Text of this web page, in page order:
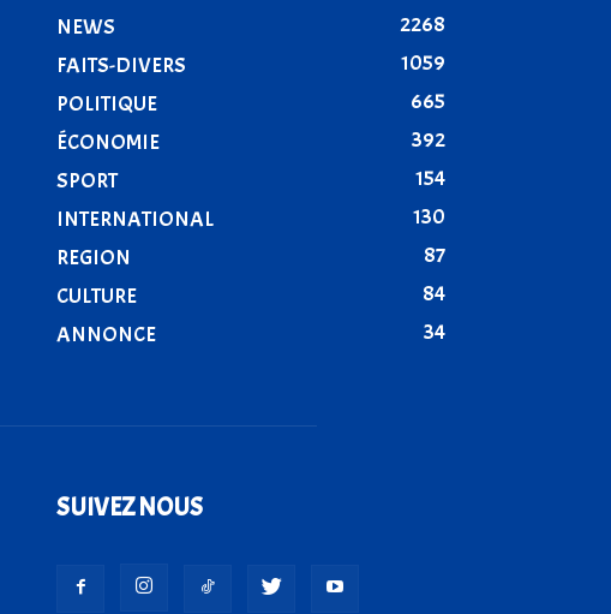
NEWS
2268
FAITS-DIVERS
1059
POLITIQUE
665
ÉCONOMIE
392
SPORT
154
INTERNATIONAL
130
REGION
87
CULTURE
84
ANNONCE
34
SUIVEZ NOUS